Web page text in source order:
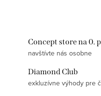
Concept store na 0.
navštívte nás osobne
Diamond Club
exkluzívne výhody pre